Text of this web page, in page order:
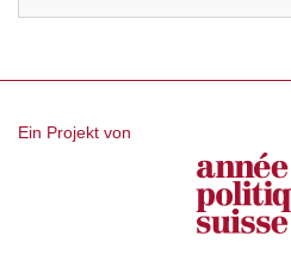
Ein Projekt von